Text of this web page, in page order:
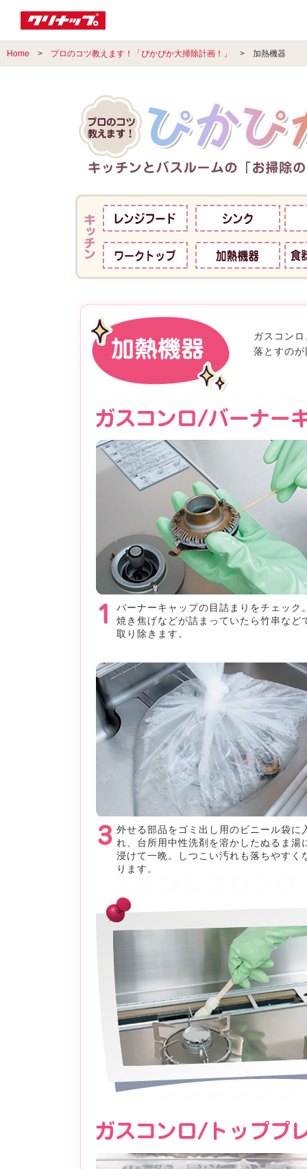
Home > プロのコツ教えます！「ぴかぴか大掃除計画！」 > 加熱機器
ガスコン
落とすの
バーナーキャップの目詰まりをチェック
焼き焦げなどが詰まっていたら竹串など
取り除きます。
外せる部品をゴミ出し用のビニール袋に
れ、台所用中性洗剤を溶かしたぬるま湯
浸けて一晩。しつこい汚れも落ちやすく
ります。